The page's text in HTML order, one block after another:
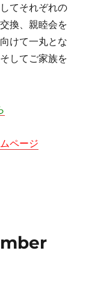
てそれぞれの
換、親睦会を
けて一丸とな
してご家族を
ページ